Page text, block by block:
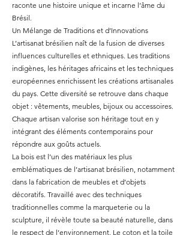
raconte une histoire unique et incarne l’âme du
Brésil.
Un Mélange de Traditions et d’Innovations
L’artisanat brésilien naît de la fusion de diverses
influences culturelles et ethniques. Les traditions
indigènes, les héritages africains et les techniques
européennes enrichissent les créations artisanales
du pays. Cette diversité se retrouve dans chaque
objet : vêtements, meubles, bijoux ou accessoires.
Chaque artisan valorise son héritage tout en y
intégrant des éléments contemporains pour
répondre aux goûts actuels.
La bois est l’un des matériaux les plus
emblématiques de l’artisanat brésilien, notamment
dans la fabrication de meubles et d’objets
décoratifs. Travaillé avec des techniques
traditionnelles comme la marqueterie ou la
sculpture, il révèle toute sa beauté naturelle, dans
le respect de l’environnement. Le coton et la toile